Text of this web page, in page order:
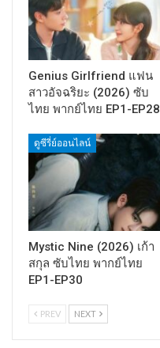
Genius Girlfriend แฟน
สาวอัจฉริยะ (2026) ซับ
ไทย พากย์ไทย EP1-EP28
ดูซีรี่ย์ออนไลน์
Mystic Nine (2026) เก้า
สกุล ซับไทย พากย์ไทย
EP1-EP30
PREV NEXT